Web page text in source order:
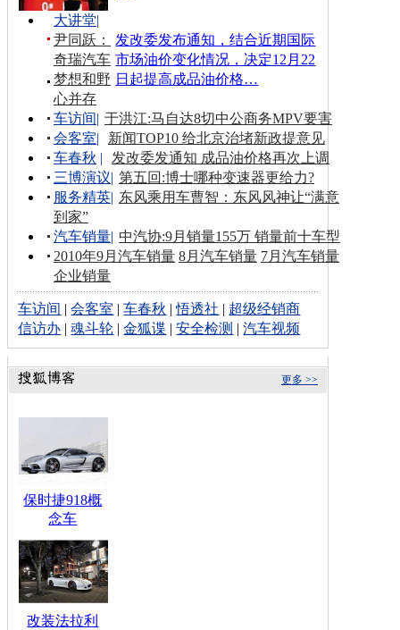
发改委发布通知，结合近期国际
市场油价变化情况，决定12月22
日起提高成品油价格…
大讲堂|
尹同跃：
奇瑞汽车
梦想和野
心并存
车访间| 于洪江:马自达8切中公商务MPV要害
会客室|
新闻TOP10 给北京治堵新政提意见
车春秋 |
发改委发通知 成品油价格再次上调
三博演议| 第五回:博士哪种变速器更给力?
服务精英| 东风乘用车曹智：东风风神让“满意
到家”
汽车销量| 中汽协:9月销量155万 销量前十车型
2010年9月汽车销量 8月汽车销量 7月汽车销量
企业销量
车访间 |会客室 |车春秋 |悟透社 | 超级经销商
信访办 |魂斗轮 |金狐谍 |安全检测 |汽车视频
更多 >>
保时捷918概
念车
改装法拉利